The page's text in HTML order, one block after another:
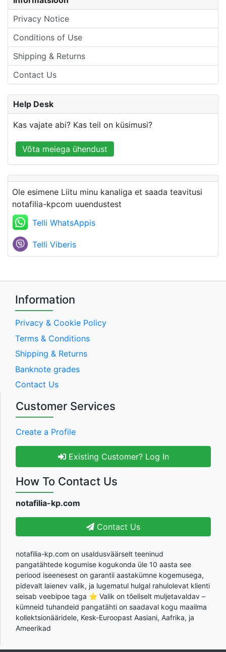
Privacy Notice
Conditions of Use
Shipping & Returns
Contact Us
Help Desk
Kas vajate abi? Kas teil on küsimusi?
Võta meiega ühendust
Ole esimene Liitu minu kanaliga et saada teavitusi
notafilia-kpcom uuendustest
Telli WhatsAppis
Telli Viberis
Information
Privacy & Cookie Policy
Terms & Conditions
Shipping & Returns
Banknote grades
Contact Us
Customer Services
Create a Profile
Existing Customer? Log In
How To Contact Us
notafilia-kp.com
Contact Us
notafilia-kp.com on usaldusväärselt teeninud
pangatähtede kogumise kogukonda üle 10 aasta see
periood iseenesest on garantii aastakümne kogemusega,
pidevalt laienev valik, ja lugematul hulgal rahulolevat klienti
seisab veebipoe taga ⭐ Valik on tõeliselt muljetavaldav –
kümneid tuhandeid pangatähti on saadaval kogu maailma
kollektsionääridele, Kesk-Euroopast Aasiani, Aafrika, ja
Ameerikad